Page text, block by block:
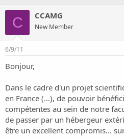
t
e
r
d
l
d
i
c
u
s
t
d
e
t
C CCAMG
New Member
6/9/11
Bonjour,
Dans le cadre d'un projet
en France (...), de pouvoir
compétentes au sein de notre
de passer par un hébergeur
être un excellent compromis...